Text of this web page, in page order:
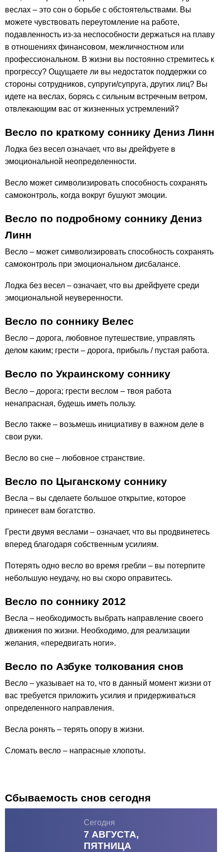
веслах – это сон о борьбе с обстоятельствами. Вы
можете чувствовать переутомление на работе,
подавленность из-за неспособности держаться на плаву
в отношениях финансовом, межличностном или
профессиональном. В жизни вы постоянно стремитесь к
прогрессу? Ощущаете ли вы недостаток поддержки со
стороны сотрудников, супруги/супруга, других лиц? Вы
идете на веслах, борясь с сильным встречным ветром,
отвлекающим вас от жизненных устремлений?
Весло по краткому соннику Дениз Линн
Лодка без весел означает, что вы дрейфуете в
эмоциональной неопределенности.
Весло может символизировать способность сохранять
самоконтроль, когда вокруг бушуют эмоции.
Весло по подробному соннику Дениз
Линн
Весло – может символизировать способность сохранять
самоконтроль при эмоциональном дисбалансе.
Лодка без весел – означает, что вы дрейфуете среди
эмоциональной неуверенности.
Весло по соннику Велес
Весло – дорога, любовное путешествие, управлять
делом каким; грести – дорога, прибыль / пустая работа.
Весло по Украинскому соннику
Весло – дорога; грести веслом – твоя работа
ненапрасная, будешь иметь пользу.
Весло также – возьмешь инициативу в важном деле в
свои руки.
Весло во сне – любовное странствие.
Весло по Цыганскому соннику
Весла – вы сделаете большое открытие, которое
принесет вам богатство.
Грести двумя веслами – означает, что вы продвинетесь
вперед благодаря собственным усилиям.
Потерять одно весло во время гребли – вы потерпите
небольшую неудачу, но вы скоро оправитесь.
Весло по соннику 2012
Весла – необходимость выбрать направление своего
движения по жизни. Необходимо, для реализации
желания, «передвигать ноги».
Весло по Азбуке толкования снов
Весло – указывает на то, что в данный момент жизни от
вас требуется приложить усилия и придерживаться
определенного направления.
Весла ронять – терять опору в жизни.
Сломать весло – напрасные хлопоты.
Сбываемость снов сегодня
Сегодня
7 АВГУСТА,
ПЯТНИЦА